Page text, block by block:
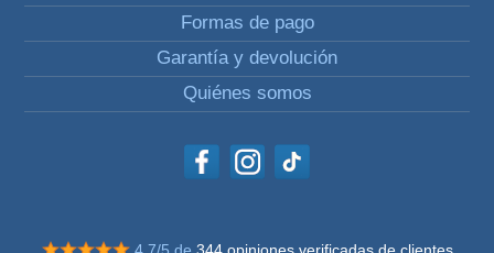
Formas de pago
Garantía y devolución
Quiénes somos
4.7/5 de 344 opiniones verificadas de clientes